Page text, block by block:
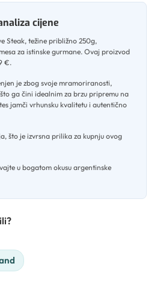
cijene
Steak, težine približno 250g,
za istinske gurmane. Ovaj proizvod
€.
je zbog svoje mramoriranosti,
ga čini idealnim za brzu pripremu na
jamči vrhunsku kvalitetu i autentično
što je izvrsna prilika za kupnju ovog
u bogatom okusu argentinske